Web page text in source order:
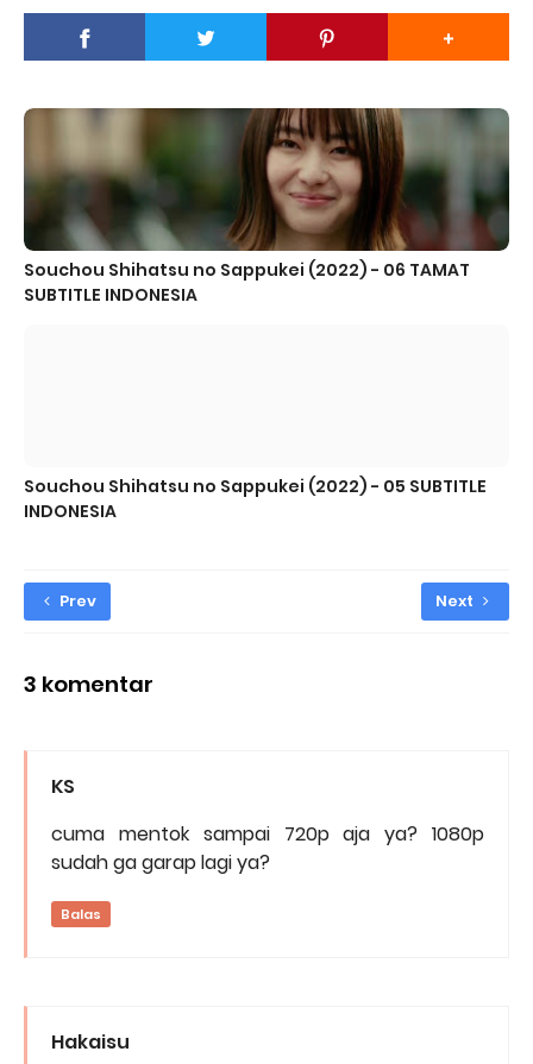
Souchou Shihatsu no Sappukei (2022) - 06 TAMAT
SUBTITLE INDONESIA
Souchou Shihatsu no Sappukei (2022) - 05 SUBTITLE
INDONESIA
Prev Next
3 komentar
KS
cuma mentok sampai 720p aja ya? 1080p
sudah ga garap lagi ya?
Balas
Hakaisu